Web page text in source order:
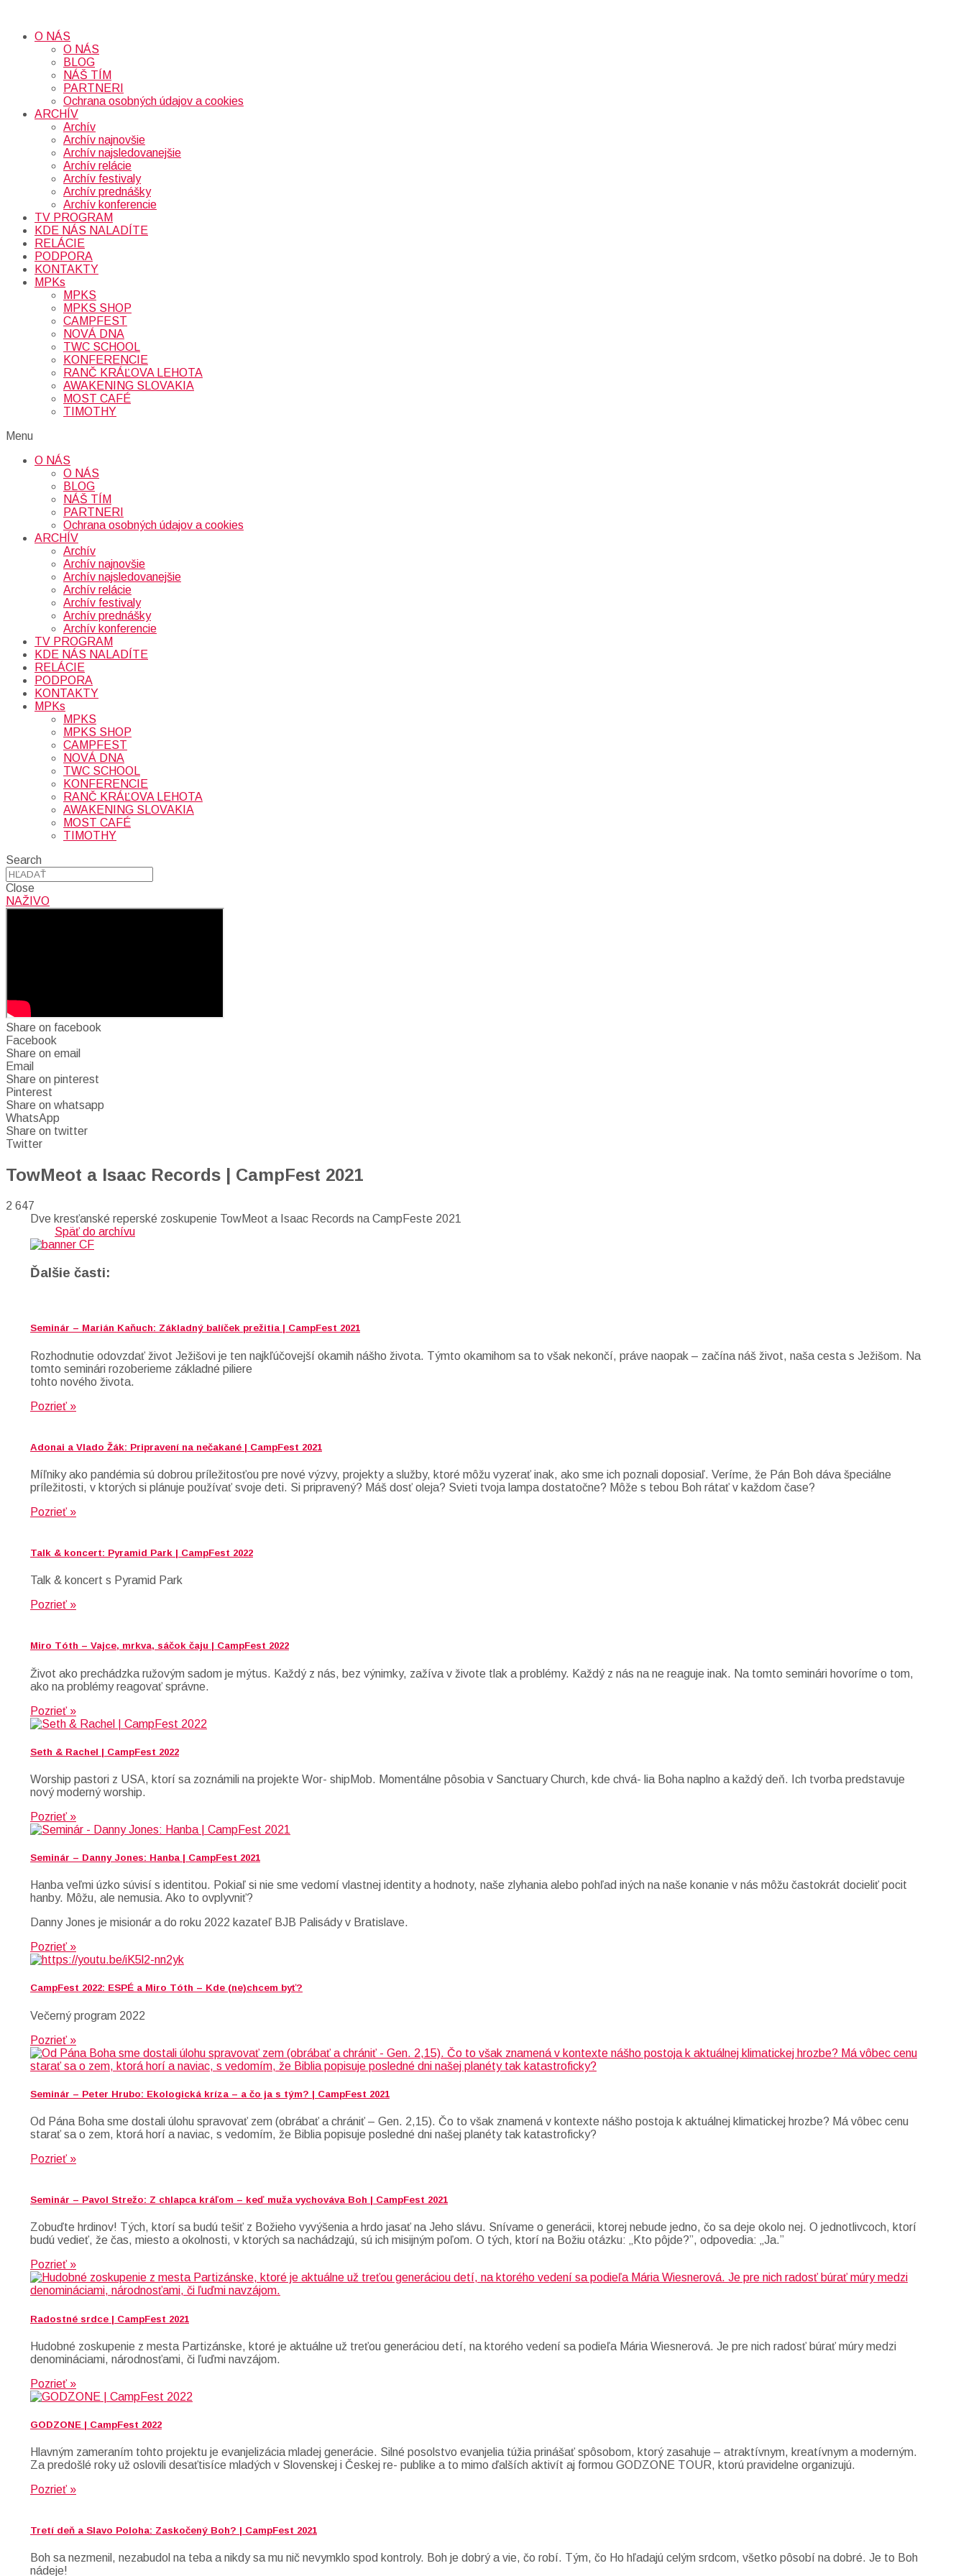
O NÁS
O NÁS
BLOG
NÁŠ TÍM
PARTNERI
Ochrana osobných údajov a cookies
ARCHÍV
Archív
Archív najnovšie
Archív najsledovanejšie
Archív relácie
Archív festivaly
Archív prednášky
Archív konferencie
TV PROGRAM
KDE NÁS NALADÍTE
RELÁCIE
PODPORA
KONTAKTY
MPKs
MPKS
MPKS SHOP
CAMPFEST
NOVÁ DNA
TWC SCHOOL
KONFERENCIE
RANČ KRÁĽOVA LEHOTA
AWAKENING SLOVAKIA
MOST CAFÉ
TIMOTHY
Menu
O NÁS
O NÁS
BLOG
NÁŠ TÍM
PARTNERI
Ochrana osobných údajov a cookies
ARCHÍV
Archív
Archív najnovšie
Archív najsledovanejšie
Archív relácie
Archív festivaly
Archív prednášky
Archív konferencie
TV PROGRAM
KDE NÁS NALADÍTE
RELÁCIE
PODPORA
KONTAKTY
MPKs
MPKS
MPKS SHOP
CAMPFEST
NOVÁ DNA
TWC SCHOOL
KONFERENCIE
RANČ KRÁĽOVA LEHOTA
AWAKENING SLOVAKIA
MOST CAFÉ
TIMOTHY
Search
Close
NAŽIVO
Share on facebook
Facebook
Share on email
Email
Share on pinterest
Pinterest
Share on whatsapp
WhatsApp
Share on twitter
Twitter
TowMeot a Isaac Records | CampFest 2021
2 647
Dve kresťanské reperské zoskupenie TowMeot a Isaac Records na CampFeste 2021
Späť do archívu
Ďalšie časti:
Seminár – Marián Kaňuch: Základný balíček prežitia | CampFest 2021
Rozhodnutie odovzdať život Ježišovi je ten najkľúčovejší okamih nášho života. Týmto okamihom sa to však nekončí, práve naopak – začína náš život, naša cesta s Ježišom. Na
tomto seminári rozoberieme základné piliere
tohto nového života.
Pozrieť »
Adonai a Vlado Žák: Pripravení na nečakané | CampFest 2021
Míľniky ako pandémia sú dobrou príležitosťou pre nové výzvy, projekty a služby, ktoré môžu vyzerať inak, ako sme ich poznali doposiaľ. Veríme, že Pán Boh dáva špeciálne
príležitosti, v ktorých si plánuje používať svoje deti. Si pripravený? Máš dosť oleja? Svieti tvoja lampa dostatočne? Môže s tebou Boh rátať v každom čase?
Pozrieť »
Talk & koncert: Pyramid Park | CampFest 2022
Talk & koncert s Pyramid Park
Pozrieť »
Miro Tóth – Vajce, mrkva, sáčok čaju | CampFest 2022
Život ako prechádzka ružovým sadom je mýtus. Každý z nás, bez výnimky, zažíva v živote tlak a problémy. Každý z nás na ne reaguje inak. Na tomto seminári hovoríme o tom,
ako na problémy reagovať správne.
Pozrieť »
Seth & Rachel | CampFest 2022
Worship pastori z USA, ktorí sa zoznámili na projekte Wor- shipMob. Momentálne pôsobia v Sanctuary Church, kde chvá- lia Boha naplno a každý deň. Ich tvorba predstavuje
nový moderný worship.
Pozrieť »
Seminár – Danny Jones: Hanba | CampFest 2021
Hanba veľmi úzko súvisí s identitou. Pokiaľ si nie sme vedomí vlastnej identity a hodnoty, naše zlyhania alebo pohľad iných na naše konanie v nás môžu častokrát docieliť pocit
hanby. Môžu, ale nemusia. Ako to ovplyvniť?
Danny Jones je misionár a do roku 2022 kazateľ BJB Palisády v Bratislave.
Pozrieť »
CampFest 2022: ESPÉ a Miro Tóth – Kde (ne)chcem byť?
Večerný program 2022
Pozrieť »
Seminár – Peter Hrubo: Ekologická kríza – a čo ja s tým? | CampFest 2021
Od Pána Boha sme dostali úlohu spravovať zem (obrábať a chrániť – Gen. 2,15). Čo to však znamená v kontexte nášho postoja k aktuálnej klimatickej hrozbe? Má vôbec cenu
starať sa o zem, ktorá horí a naviac, s vedomím, že Biblia popisuje posledné dni našej planéty tak katastroficky?
Pozrieť »
Seminár – Pavol Strežo: Z chlapca kráľom – keď muža vychováva Boh | CampFest 2021
Zobuďte hrdinov! Tých, ktorí sa budú tešiť z Božieho vyvýšenia a hrdo jasať na Jeho slávu. Snívame o generácii, ktorej nebude jedno, čo sa deje okolo nej. O jednotlivcoch, ktorí
budú vedieť, že čas, miesto a okolnosti, v ktorých sa nachádzajú, sú ich misijným poľom. O tých, ktorí na Božiu otázku: „Kto pôjde?”, odpovedia: „Ja.”
Pozrieť »
Radostné srdce | CampFest 2021
Hudobné zoskupenie z mesta Partizánske, ktoré je aktuálne už treťou generáciou detí, na ktorého vedení sa podieľa Mária Wiesnerová. Je pre nich radosť búrať múry medzi
denomináciami, národnosťami, či ľuďmi navzájom.
Pozrieť »
GODZONE | CampFest 2022
Hlavným zameraním tohto projektu je evanjelizácia mladej generácie. Silné posolstvo evanjelia túžia prinášať spôsobom, ktorý zasahuje – atraktívnym, kreatívnym a moderným.
Za predošlé roky už oslovili desaťtisíce mladých v Slovenskej i Českej re- publike a to mimo ďalších aktivít aj formou GODZONE TOUR, ktorú pravidelne organizujú.
Pozrieť »
Tretí deň a Slavo Poloha: Zaskočený Boh? | CampFest 2021
Boh sa nezmenil, nezabudol na teba a nikdy sa mu nič nevymklo spod kontroly. Boh je dobrý a vie, čo robí. Tým, čo Ho hľadajú celým srdcom, všetko pôsobí na dobré. Je to Boh
nádeje!